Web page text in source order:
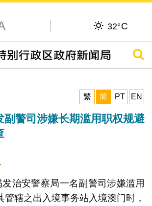
32°C
搜寻
繁
简 PT EN
副警司涉嫌长期滥用职权规避
发治安警察局一名副警司涉嫌滥用
管辖之出入境事务站入境澳门时，